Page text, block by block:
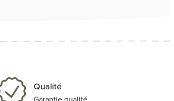
Qualité